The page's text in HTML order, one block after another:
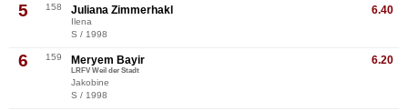
5 158 6.40
Juliana Zimmerhakl
Ilena
S / 1998
6 159 6.20
Meryem Bayir
LRFV Weil der Stadt
Jakobine
S / 1998